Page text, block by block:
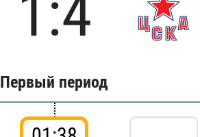
1:4
Первый период